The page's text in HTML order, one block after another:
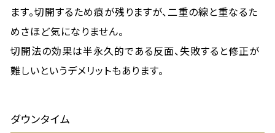
ます。切開するため痕が残りますが、二重の線と重なるた
めさほど気になりません。
切開法の効果は半永久的である反面、失敗すると修正が
難しいというデメリットもあります。
ダウンタイム